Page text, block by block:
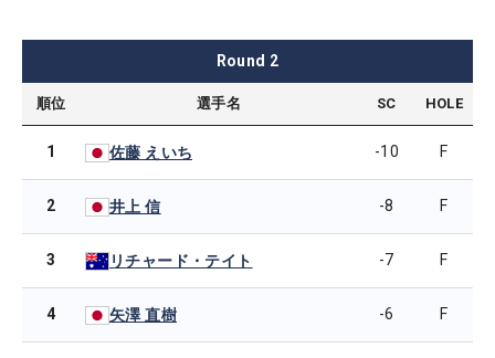
Round 2
順位 選手名 SC HOLE
1 佐藤 えいち -10 F
2 井上 信 -8 F
3 リチャード・テイト -7 F
4 矢澤 直樹 -6 F